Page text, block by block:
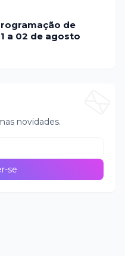
de
a 02 de agosto
novidades.